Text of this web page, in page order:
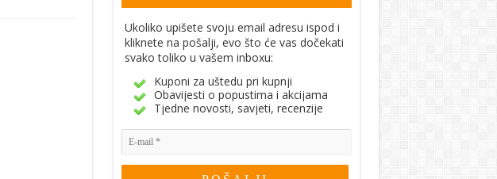
Ukoliko upišete svoju email adresu ispod i
kliknete na pošalji, evo što će vas dočekati
svako toliko u vašem inboxu:
Kuponi za uštedu pri kupnji
Obavijesti o popustima i akcijama
Tjedne novosti, savjeti, recenzije